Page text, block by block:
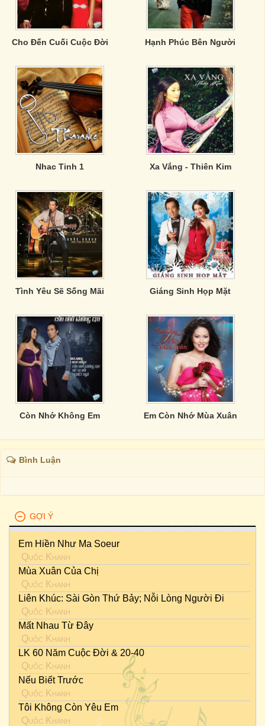
Cho Đến Cuối Cuộc Đời Hạnh Phúc Bên Người
Nhac Tinh 1 Xa Vắng - Thiên Kim
Tình Yêu Sẽ Sống Mãi Giáng Sinh Họp Mặt
Còn Nhớ Không Em Em Còn Nhớ Mùa Xuân
Bình Luận
GỢI Ý
Em Hiền Như Ma Soeur
Quốc Khanh
Mùa Xuân Của Chị
Quốc Khanh
Liên Khúc: Sài Gòn Thứ Bảy; Nỗi Lòng Người Đi
Quốc Khanh
Mất Nhau Từ Đây
Quốc Khanh
LK 60 Năm Cuộc Đời & 20-40
Quốc Khanh
Nếu Biết Trước
Quốc Khanh
Tôi Không Còn Yêu Em
Quốc Khanh